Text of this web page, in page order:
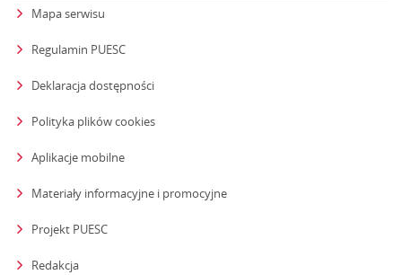
Mapa serwisu
Regulamin PUESC
Deklaracja dostępności
Polityka plików cookies
Aplikacje mobilne
Materiały informacyjne i promocyjne
Projekt PUESC
Redakcja